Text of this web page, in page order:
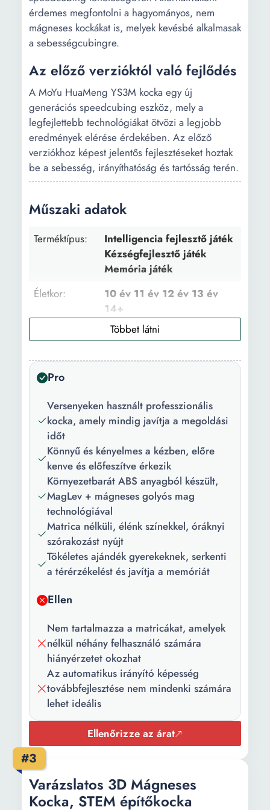
érdemes megfontolni a hagyományos, nem
mágneses kockákat is, melyek kevésbé alkalmasak
a sebességcubingre.
Az előző verzióktól való fejlődés
A MoYu HuaMeng YS3M kocka egy új
generációs speedcubing eszköz, mely a
legfejlettebb technológiákat ötvözi a legjobb
eredmények elérése érdekében. Az előző
verziókhoz képest jelentős fejlesztéseket hoztak
be a sebesség, irányíthatóság és tartósság terén.
Műszaki adatok
Terméktípus:
Intelligencia fejlesztő játék
Kézségfejlesztő játék
Memória játék
Életkor:
10 év 11 év 12 év 13 év
14+
Más karakterek
Anyag:
ABS Mágnes
Játékosszám
Funkciók:
Egyszerű forgatás Non-
kéz koordinációt
feszültség Kreatív
Társulási képesség
fejlesztése - egyeztetés
Mágneses Logikai játék
Koncentráció Ügyesség
Matematika tanulása
Fejlesztési készségek
Kreativitás Az intelligencia
kreativitás, szem-kéz
koordináció, ügyesség és
figyelem Elősegíti a
türelmet, a figyelmet és a
vizuális-térbeli
Képességfejlesztés
Kreativitás Fejleszti a
figyelem fejlesztéséhez
Pro
Versenyeken használt professzionális
kocka, amely mindig javítja a megoldási
időt
Könnyű és kényelmes a kézben, előre
kenve és előfeszítve érkezik
Környezetbarát ABS anyagból készült,
MagLev + mágneses golyós mag
technológiával
Matrica nélküli, élénk színekkel, óráknyi
szórakozást nyújt
Tökéletes ajándék gyerekeknek, serkenti
a térérzékelést és javítja a memóriát
Ellen
Nem tartalmazza a matricákat, amelyek
nélkül néhány felhasználó számára
hiányérzetet okozhat
Az automatikus irányító képesség
továbbfejlesztése nem mindenki számára
lehet ideális
Ellenőrizze az árat
#3
Varázslatos 3D Mágneses
Kocka, STEM építőkocka